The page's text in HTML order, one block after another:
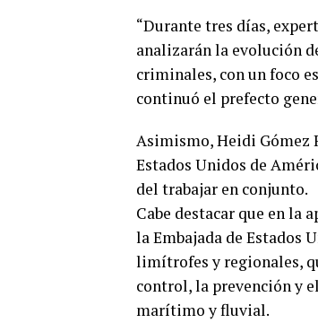
“Durante tres días,
analizarán la evolución
criminales, con un foco
continuó el prefecto
Asimismo, Heidi Gómez
Estados Unidos de
del trabajar en conjunto.
Cabe destacar que en la
la Embajada de Estados
limítrofes y regionales,
control, la prevención y
marítimo y fluvial.